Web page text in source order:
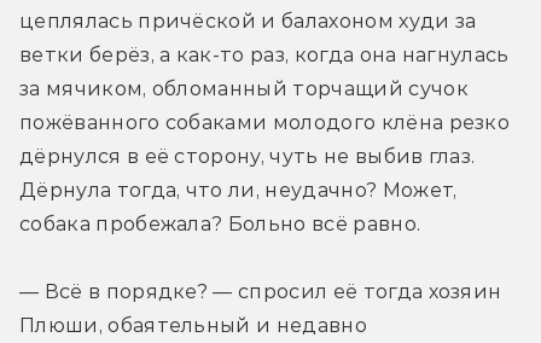
цеплялась причёской и балахоном худи за
ветки берёз, а как-то раз, когда она нагнулась
за мячиком, обломанный торчащий сучок
пожёванного собаками молодого клёна резко
дёрнулся в её сторону, чуть не выбив глаз.
Дёрнула тогда, что ли, неудачно? Может,
собака пробежала? Больно всё равно.
— Всё в порядке? — спросил её тогда хозяин
Плюши, обаятельный и недавно